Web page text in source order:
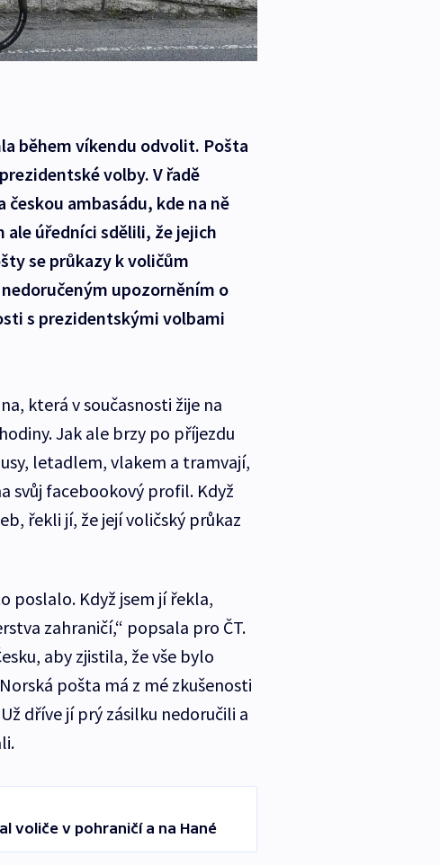
během víkendu odvolit. Pošta
volby. V řadě
ambasádu, kde na ně
úředníci sdělili, že jejich
se průkazy k voličům
upozorněním o
s prezidentskými volbami
která v současnosti žije na
Jak ale brzy po příjezdu
letadlem, vlakem a tramvají,
svůj facebookový profil. Když
řekli jí, že její voličský průkaz
poslalo. Když jsem jí řekla,
zahraničí,“ popsala pro ČT.
aby zjistila, že vše bylo
pošta má z mé zkušenosti
dříve jí prý zásilku nedoručili a
voliče v pohraničí a na Hané